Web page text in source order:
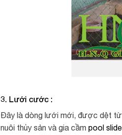
3. Lưới cước :
Đây là dòng lưới mới, được dệt
nuôi thủy sản và gia cầm pool slide